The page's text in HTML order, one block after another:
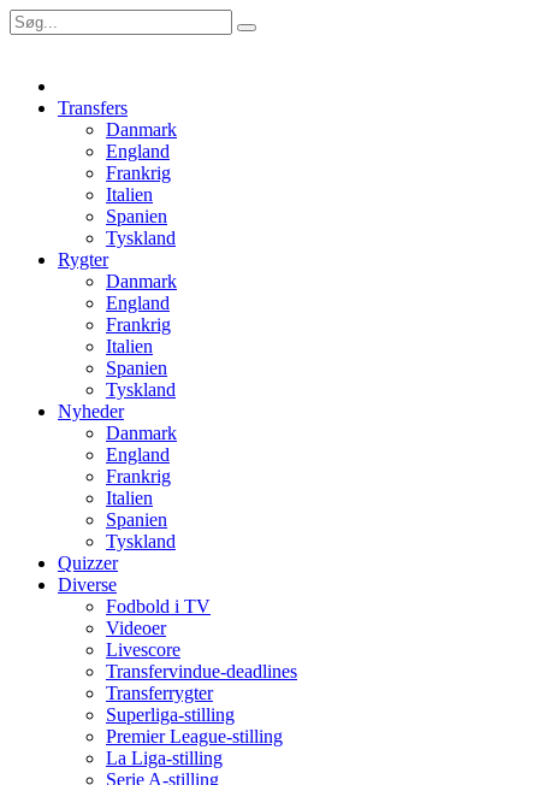
Transfers
Danmark
England
Frankrig
Italien
Spanien
Tyskland
Rygter
Danmark
England
Frankrig
Italien
Spanien
Tyskland
Nyheder
Danmark
England
Frankrig
Italien
Spanien
Tyskland
Quizzer
Diverse
Fodbold i TV
Videoer
Livescore
Transfervindue-deadlines
Transferrygter
Superliga-stilling
Premier League-stilling
La Liga-stilling
Serie A-stilling